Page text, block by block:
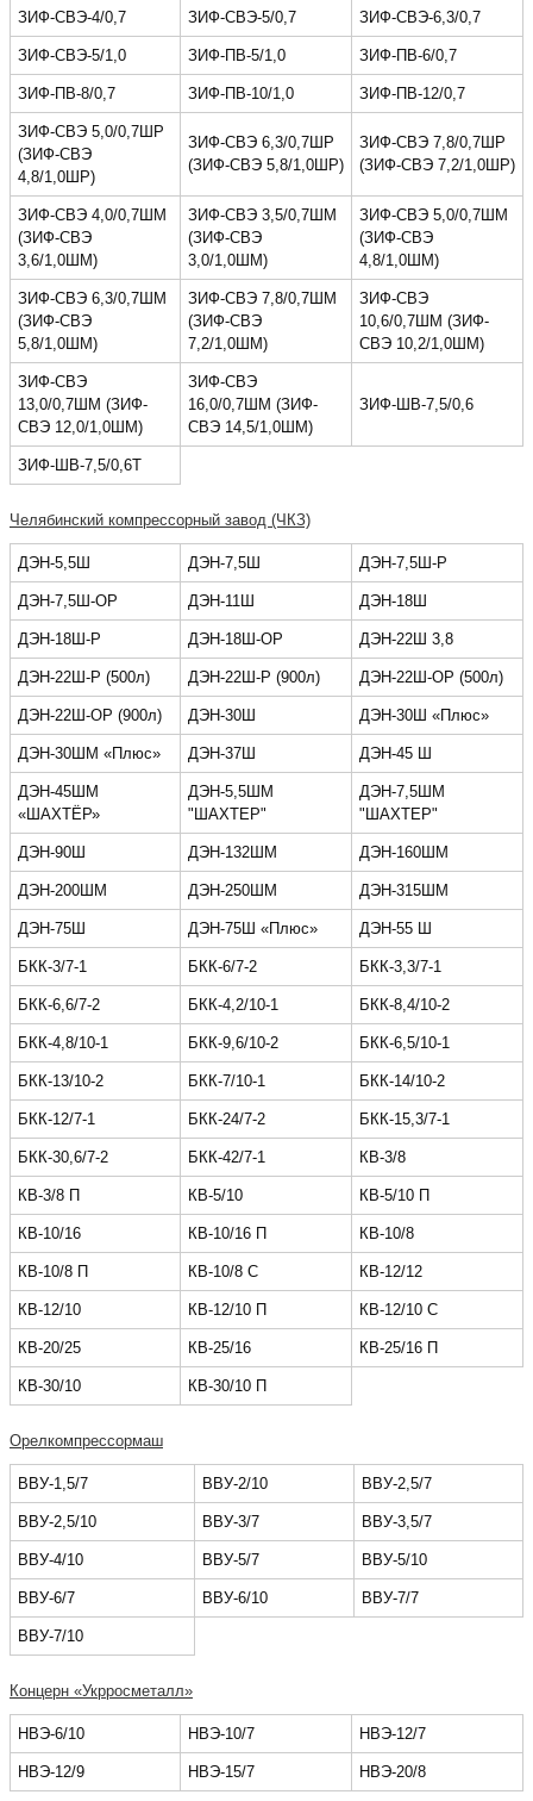
ЗИФ-СВЭ-4/0,7 ЗИФ-СВЭ-5/0,7 ЗИФ-СВЭ-6,3/0,7
ЗИФ-СВЭ-5/1,0 ЗИФ-ПВ-5/1,0 ЗИФ-ПВ-6/0,7
ЗИФ-ПВ-8/0,7 ЗИФ-ПВ-10/1,0 ЗИФ-ПВ-12/0,7
ЗИФ-СВЭ 5,0/0,7ШР
(ЗИФ-СВЭ
4,8/1,0ШР)
ЗИФ-СВЭ 6,3/0,7ШР
(ЗИФ-СВЭ 5,8/1,0ШР)
ЗИФ-СВЭ 7,8/0,7ШР
(ЗИФ-СВЭ 7,2/1,0ШР)
ЗИФ-СВЭ 4,0/0,7ШМ
(ЗИФ-СВЭ
3,6/1,0ШМ)
ЗИФ-СВЭ 3,5/0,7ШМ
(ЗИФ-СВЭ
3,0/1,0ШМ)
ЗИФ-СВЭ 5,0/0,7ШМ
(ЗИФ-СВЭ
4,8/1,0ШМ)
ЗИФ-СВЭ 6,3/0,7ШМ
(ЗИФ-СВЭ
5,8/1,0ШМ)
ЗИФ-СВЭ 7,8/0,7ШМ
(ЗИФ-СВЭ
7,2/1,0ШМ)
ЗИФ-СВЭ
10,6/0,7ШМ (ЗИФ-
СВЭ 10,2/1,0ШМ)
ЗИФ-СВЭ
13,0/0,7ШМ (ЗИФ-
СВЭ 12,0/1,0ШМ)
ЗИФ-СВЭ
16,0/0,7ШМ (ЗИФ-
СВЭ 14,5/1,0ШМ)
ЗИФ-ШВ-7,5/0,6
ЗИФ-ШВ-7,5/0,6Т
Челябинский компрессорный завод (ЧКЗ)
ДЭН-5,5Ш ДЭН-7,5Ш ДЭН-7,5Ш-Р
ДЭН-7,5Ш-ОР ДЭН-11Ш ДЭН-18Ш
ДЭН-18Ш-Р ДЭН-18Ш-ОР ДЭН-22Ш 3,8
ДЭН-22Ш-Р (500л) ДЭН-22Ш-Р (900л) ДЭН-22Ш-ОР (500л)
ДЭН-22Ш-ОР (900л) ДЭН-30Ш ДЭН-30Ш «Плюс»
ДЭН-30ШМ «Плюс» ДЭН-37Ш ДЭН-45 Ш
ДЭН-45ШМ
«ШАХТЁР»
ДЭН-5,5ШМ
"ШАХТЕР"
ДЭН-7,5ШМ
"ШАХТЕР"
ДЭН-90Ш ДЭН-132ШМ ДЭН-160ШМ
ДЭН-200ШМ ДЭН-250ШМ ДЭН-315ШМ
ДЭН-75Ш ДЭН-75Ш «Плюс» ДЭН-55 Ш
БКК-3/7-1 БКК-6/7-2 БКК-3,3/7-1
БКК-6,6/7-2 БКК-4,2/10-1 БКК-8,4/10-2
БКК-4,8/10-1 БКК-9,6/10-2 БКК-6,5/10-1
БКК-13/10-2 БКК-7/10-1 БКК-14/10-2
БКК-12/7-1 БКК-24/7-2 БКК-15,3/7-1
БКК-30,6/7-2 БКК-42/7-1 КВ-3/8
КВ-3/8 П КВ-5/10 КВ-5/10 П
КВ-10/16 КВ-10/16 П КВ-10/8
КВ-10/8 П КВ-10/8 С КВ-12/12
КВ-12/10 КВ-12/10 П КВ-12/10 С
КВ-20/25 КВ-25/16 КВ-25/16 П
КВ-30/10 КВ-30/10 П
Орелкомпрессормаш
ВВУ-1,5/7 ВВУ-2/10 ВВУ-2,5/7
ВВУ-2,5/10 ВВУ-3/7 ВВУ-3,5/7
ВВУ-4/10 ВВУ-5/7 ВВУ-5/10
ВВУ-6/7 ВВУ-6/10 ВВУ-7/7
ВВУ-7/10
Концерн «Укрросметалл»
НВЭ-6/10 НВЭ-10/7 НВЭ-12/7
НВЭ-12/9 НВЭ-15/7 НВЭ-20/8